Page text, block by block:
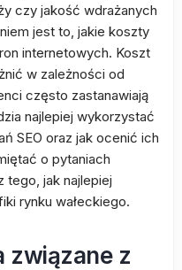
czy jakość wdrażanych
jest to, jakie koszty
internetowych. Koszt
w zależności od
często zastanawiają
najlepiej wykorzystać
SEO oraz jak ocenić ich
o pytaniach
tego, jak najlepiej
rynku wałeckiego.
związane z